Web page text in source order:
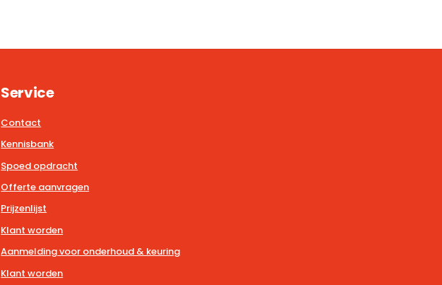
Service
Contact
Kennisbank
Spoed opdracht
Offerte aanvragen
Prijzenlijst
Klant worden
Aanmelding voor onderhoud & keuring
Klant worden